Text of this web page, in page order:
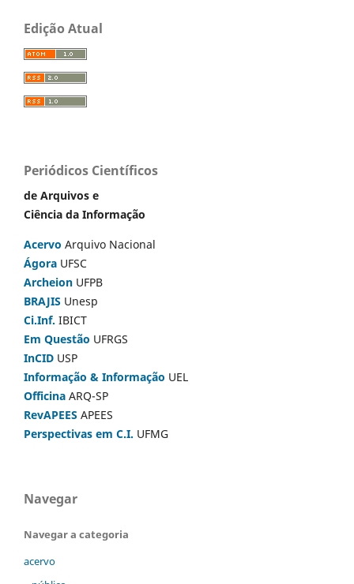
Edição Atual
Periódicos Científicos
de Arquivos e
Ciência da Informação
Acervo Arquivo Nacional
Ágora UFSC
Archeion UFPB
BRAJIS Unesp
Ci.Inf. IBICT
Em Questão UFRGS
InCID USP
Informação & Informação UEL
Officina ARQ-SP
RevAPEES APEES
Perspectivas em C.I. UFMG
Navegar
Navegar a categoria
acervo